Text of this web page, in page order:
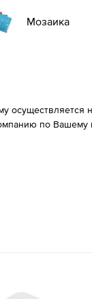
Мозаика
по Вашему